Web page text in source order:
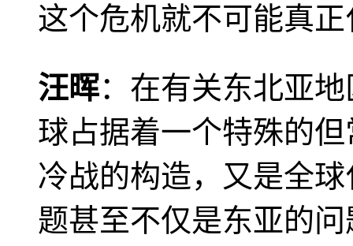
这个危机就不可能真
汪晖：在有关东北亚
球占据着一个特殊的
冷战的构造，又是全
题甚至不仅是东亚的